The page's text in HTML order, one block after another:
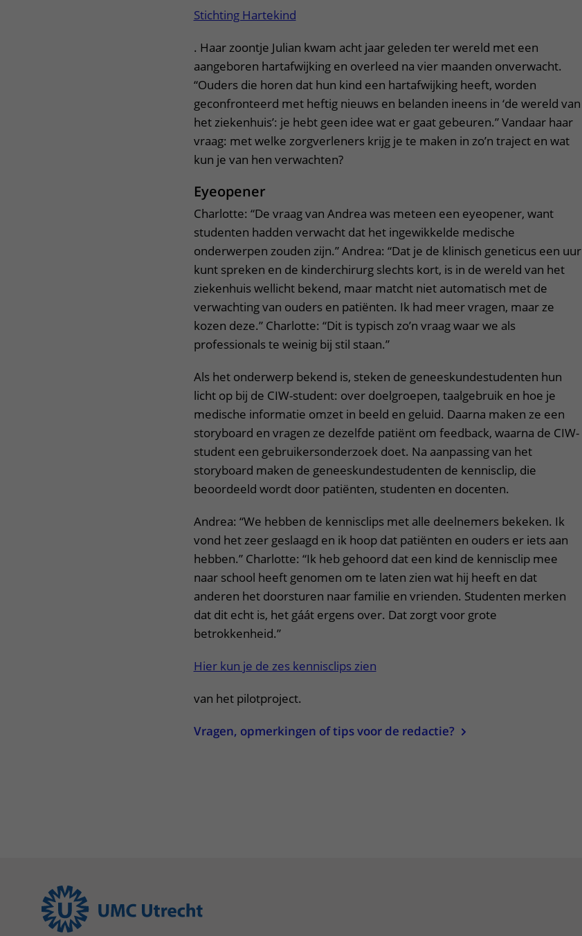
Stichting Hartekind
. Haar zoontje Julian kwam acht jaar geleden ter wereld met een
aangeboren hartafwijking en overleed na vier maanden onverwacht.
“Ouders die horen dat hun kind een hartafwijking heeft, worden
geconfronteerd met heftig nieuws en belanden ineens in ‘de wereld van
het ziekenhuis’: je hebt geen idee wat er gaat gebeuren.” Vandaar haar
vraag: met welke zorgverleners krijg je te maken in zo’n traject en wat
kun je van hen verwachten?
Eyeopener
Charlotte: “De vraag van Andrea was meteen een eyeopener, want
studenten hadden verwacht dat het ingewikkelde medische
onderwerpen zouden zijn.” Andrea: “Dat je de klinisch geneticus een uur
kunt spreken en de kinderchirurg slechts kort, is in de wereld van het
ziekenhuis wellicht bekend, maar matcht niet automatisch met de
verwachting van ouders en patiënten. Ik had meer vragen, maar ze
kozen deze.” Charlotte: “Dit is typisch zo’n vraag waar we als
professionals te weinig bij stil staan.”
Als het onderwerp bekend is, steken de geneeskundestudenten hun
licht op bij de CIW-student: over doelgroepen, taalgebruik en hoe je
medische informatie omzet in beeld en geluid. Daarna maken ze een
storyboard en vragen ze dezelfde patiënt om feedback, waarna de CIW-
student een gebruikersonderzoek doet. Na aanpassing van het
storyboard maken de geneeskundestudenten de kennisclip, die
beoordeeld wordt door patiënten, studenten en docenten.
Andrea: “We hebben de kennisclips met alle deelnemers bekeken. Ik
vond het zeer geslaagd en ik hoop dat patiënten en ouders er iets aan
hebben.” Charlotte: “Ik heb gehoord dat een kind de kennisclip mee
naar school heeft genomen om te laten zien wat hij heeft en dat
anderen het doorsturen naar familie en vrienden. Studenten merken
dat dit echt is, het gáát ergens over. Dat zorgt voor grote
betrokkenheid.”
Hier kun je de zes kennisclips zien
van het pilotproject.
Vragen, opmerkingen of tips voor de redactie?